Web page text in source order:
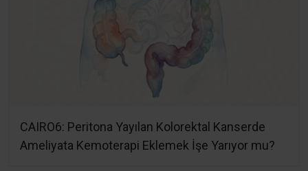
CAIRO6: Peritona Yayılan Kolorektal Kanserde
Ameliyata Kemoterapi Eklemek İşe Yarıyor mu?